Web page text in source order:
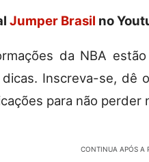
Jumper Brasil no
da NBA
Inscreva-se, dê
para não perder
CONTINUA APÓS A